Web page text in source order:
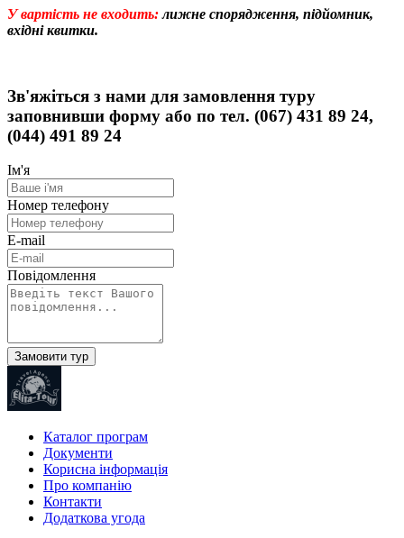
У вартість не входить:лижне спорядження, підйомник,
вхідні квитки.
Зв'яжіться з нами для замовлення туру
заповнивши форму або по тел. (067) 431 89 24,
(044) 491 89 24
Ім'я
Номер телефону
E-mail
Повідомлення
Каталог програм
Документи
Корисна інформація
Про компанію
Контакти
Додаткова угода